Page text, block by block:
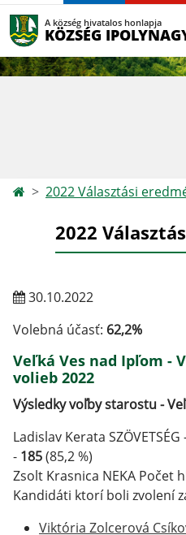
A község hivatalos honlapja
KÖZSÉG
2022 Választási
2022
30.10.2022
Volebná účasť: 62,2%
Veľká Ves nad Ipľom -
volieb 2022
Výsledky voľby starostu -
Ladislav Kerata
- 185(85,2 %)
Zsolt Krasnica NEKA Počet
Kandidáti ktorí boli zvolení
Viktória Zolcerová